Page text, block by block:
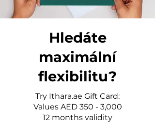
Hledáte
maximální
flexibilitu?
Try Ithara.ae Gift Card:
Values AED 350 - 3,000
12 months validity